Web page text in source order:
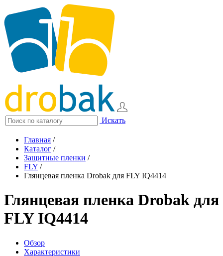
Искать
Главная /
Каталог /
Защитные пленки /
FLY /
Глянцевая пленка Drobak для FLY IQ4414
Глянцевая пленка Drobak для
FLY IQ4414
Обзор
Характеристики